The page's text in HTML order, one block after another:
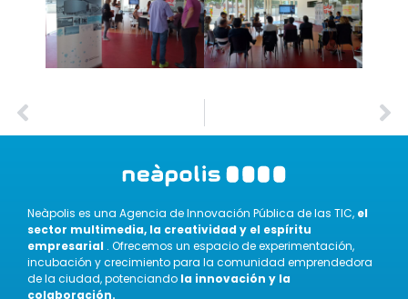
Neàpolis es una Agencia de Innovación Pública de las TIC, el
sector multimedia, la creatividad y el espíritu
empresarial . Ofrecemos un espacio de experimentación,
incubación y crecimiento para la comunidad emprendedora
de la ciudad, potenciando la innovación y la
colaboración.